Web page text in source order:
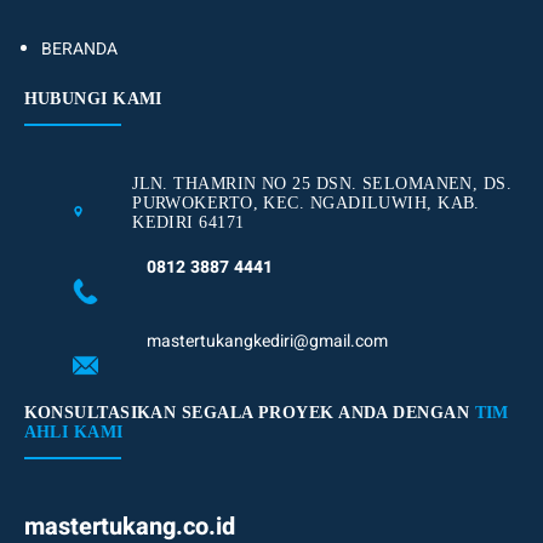
BERANDA
HUBUNGI KAMI
JLN. THAMRIN NO 25 DSN. SELOMANEN, DS.
PURWOKERTO, KEC. NGADILUWIH, KAB.
KEDIRI 64171
0812 3887 4441
mastertukangkediri@gmail.com
KONSULTASIKAN SEGALA PROYEK ANDA DENGAN TIM
AHLI KAMI
mastertukang.co.id